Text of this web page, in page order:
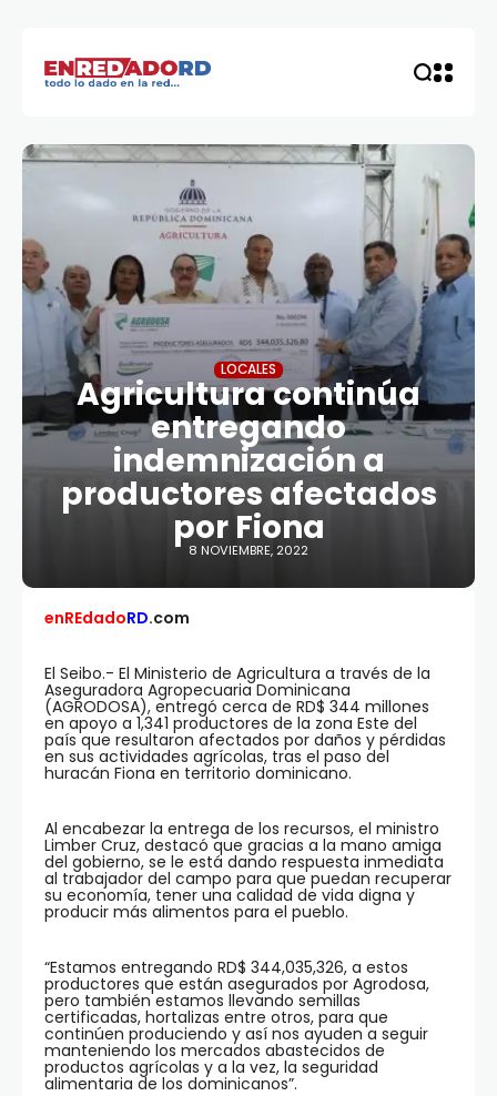
LOCALES
Agricultura continúa
entregando
indemnización a
productores afectados
por Fiona
8 NOVIEMBRE, 2022
enREdadoRD.com
El Seibo.- El Ministerio de Agricultura a través de la
Aseguradora Agropecuaria Dominicana
(AGRODOSA), entregó cerca de RD$ 344 millones
en apoyo a 1,341 productores de la zona Este del
país que resultaron afectados por daños y pérdidas
en sus actividades agrícolas, tras el paso del
huracán Fiona en territorio dominicano.
Al encabezar la entrega de los recursos, el ministro
Limber Cruz, destacó que gracias a la mano amiga
del gobierno, se le está dando respuesta inmediata
al trabajador del campo para que puedan recuperar
su economía, tener una calidad de vida digna y
producir más alimentos para el pueblo.
“Estamos entregando RD$ 344,035,326, a estos
productores que están asegurados por Agrodosa,
pero también estamos llevando semillas
certificadas, hortalizas entre otros, para que
continúen produciendo y así nos ayuden a seguir
manteniendo los mercados abastecidos de
productos agrícolas y a la vez, la seguridad
alimentaria de los dominicanos”.